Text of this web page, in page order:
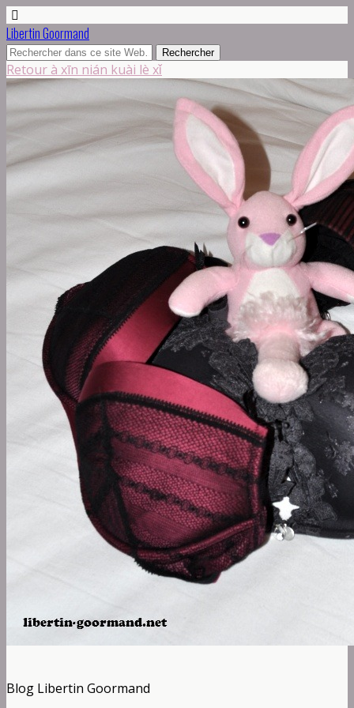
Libertin Goormand
Retour à xīn nián kuài lè xǐ
Blog Libertin Goormand